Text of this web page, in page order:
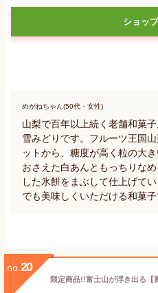
ショッ
めがねちゃん(50代・女性)
山梨で百年以上続く老舗和菓
雪みどりです。フルーツ王国
ットから、糖度が高く粒の大
おさえた白あんともっちりな
した氷餅をまぶして仕上げて
でも美味しくいただける和菓子
no. 20